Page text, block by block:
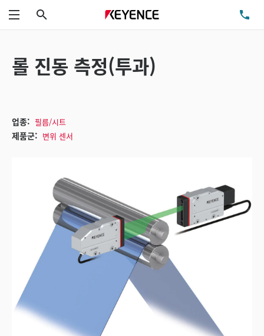
메뉴
롤 진동 측정(투과)
업종: 필름/시트
제품군: 변위 센서